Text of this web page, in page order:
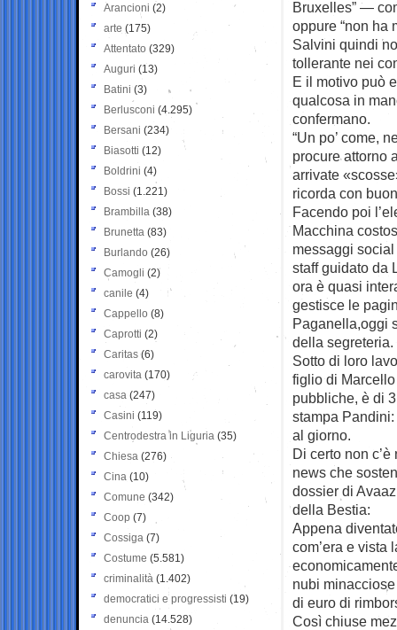
Bruxelles” —
oppure “non ha
Salvini quindi
tollerante nei
E il motivo può
qualcosa in
confermano.
“Un po’ come,
procure attorno
arrivate
ricorda con
Facendo poi
Macchina
messaggi
staff guidato da
ora è quasi
gestisce le
Paganella,oggi
della segreteria.
Sotto di loro
figlio di
pubbliche, è di
stampa
al giorno.
Di certo non
news che
dossier di
della Bestia:
Appena
com’era e vista
nubi
di euro di
Così chiuse
Arancioni (2)
arte (175)
Attentato (329)
Auguri (13)
Batini (3)
Berlusconi (4.295)
Bersani (234)
Biasotti (12)
Boldrini (4)
Bossi (1.221)
Brambilla (38)
Brunetta (83)
Burlando (26)
Camogli (2)
canile (4)
Cappello (8)
Caprotti (2)
Caritas (6)
carovita (170)
casa (247)
Casini (119)
Centrodestra in Liguria (35)
Chiesa (276)
Cina (10)
Comune (342)
Coop (7)
Cossiga (7)
Costume (5.581)
criminalità (1.402)
democratici e progressisti (19)
denuncia (14.528)